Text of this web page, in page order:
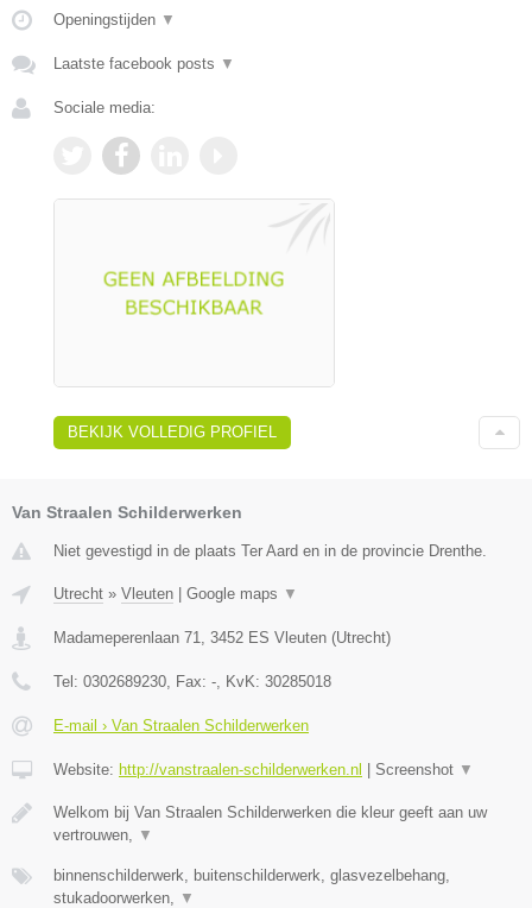
Openingstijden ▼
Laatste facebook posts ▼
Sociale media:
BEKIJK VOLLEDIG PROFIEL
Van Straalen Schilderwerken
Niet gevestigd in de plaats Ter Aard en in de provincie Drenthe.
Utrecht » Vleuten Google maps ▼
Madameperenlaan 71 3452 ES Vleuten (Utrecht)
Tel: 0302689230 , Fax: - , KvK: 30285018
E-mail › Van Straalen Schilderwerken
Website: http://vanstraalen-schilderwerken.nl Screenshot ▼
Welkom bij Van Straalen Schilderwerken die kleur geeft aan uw
vertrouwen,
▼
binnenschilderwerk, buitenschilderwerk, glasvezelbehang,
stukadoorwerken,
▼